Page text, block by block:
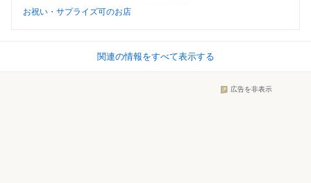
お祝い・サプライズ可のお店
関連の情報をすべて表示する
広告を非表示